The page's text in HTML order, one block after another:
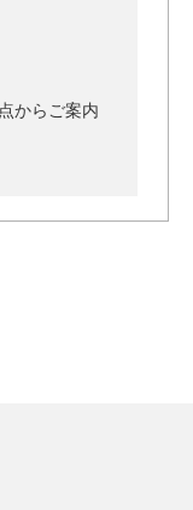
からご案内